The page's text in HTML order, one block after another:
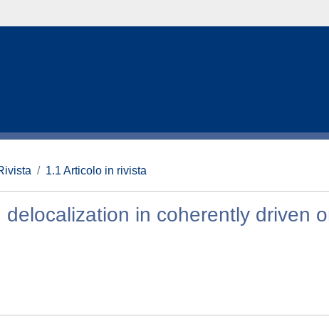
1.1 Articolo in rivista
in coherently driven